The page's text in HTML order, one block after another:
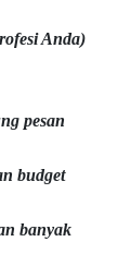
Anda)
pesan
budget
banyak